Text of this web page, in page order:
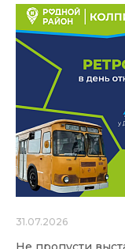
31.07.2026